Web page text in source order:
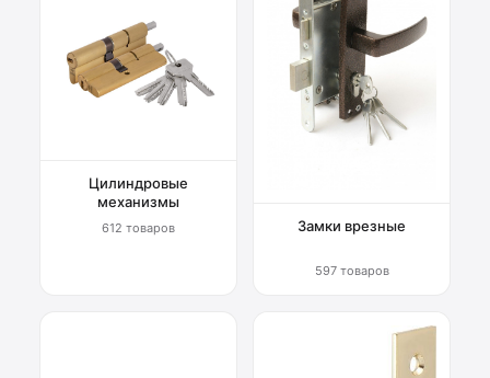
Цилиндровые
механизмы
612 товаров Замки врезные
597 товаров